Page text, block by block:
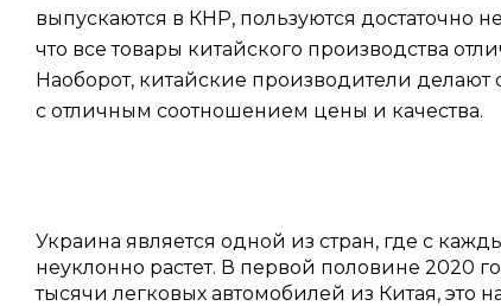
выпускаются в КНР, пользуются достаточно
что все товары китайского производства
Наоборот, китайские производители
с отличным соотношением цены и качества.
Украина является одной из стран, где с
неуклонно растет. В первой половине 2020
тысячи легковых автомобилей из Китая, это